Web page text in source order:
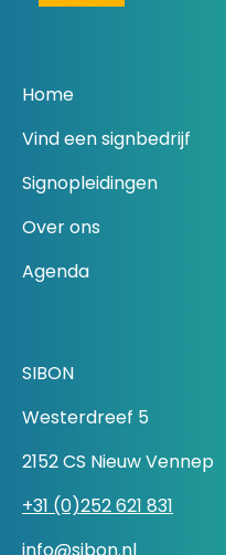
Home
Vind een signbedrijf
Signopleidingen
Over ons
Agenda
SIBON
Westerdreef 5
2152 CS Nieuw Vennep
+31 (0)252 621 831